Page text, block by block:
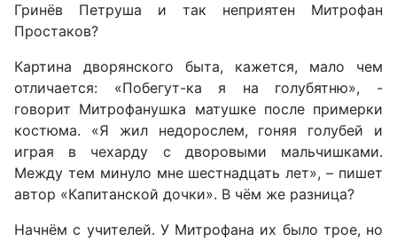
Гринёв Петруша и так неприятен Митрофан
Простаков?
Картина дворянского быта, кажется, мало чем
отличается: «Побегут-ка я на голубятню», -
говорит Митрофанушка матушке после примерки
костюма. «Я жил недорослем, гоняя голубей и
играя в чехарду с дворовыми мальчишками.
Между тем минуло мне шестнадцать лет», – пишет
автор «Капитанской дочки». В чём же разница?
Начнём с учителей. У Митрофана их было трое, но